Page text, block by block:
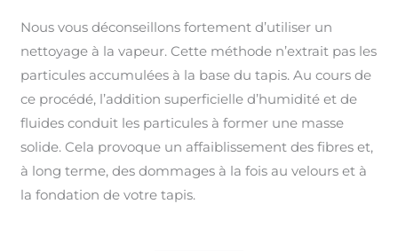
Nous vous déconseillons fortement d’utiliser un
nettoyage à la vapeur. Cette méthode n’extrait pas les
particules accumulées à la base du tapis. Au cours de
ce procédé, l’addition superficielle d’humidité et de
fluides conduit les particules à former une masse
solide. Cela provoque un affaiblissement des fibres et,
à long terme, des dommages à la fois au velours et à
la fondation de votre tapis.